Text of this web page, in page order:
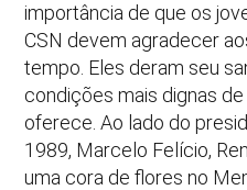
importância de que os
CSN devem agradecer
tempo. Eles deram seu
condições mais dignas
oferece. Ao lado do
1989, Marcelo Felício,
uma cora de flores no